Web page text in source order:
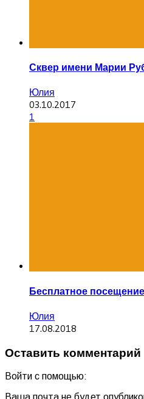
Сквер имени Марии
Юлия
03.10.2017
1
Бесплатное
Юлия
17.08.2018
Оставить комментарий
Войти с помощью: